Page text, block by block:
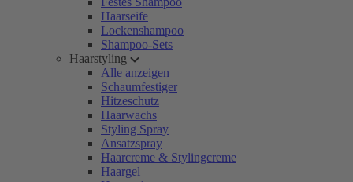
Haarseife
Lockenshampoo
Shampoo-Sets
Haarstyling
Alle anzeigen
Schaumfestiger
Hitzeschutz
Haarwachs
Styling Spray
Ansatzspray
Haarcreme & Stylingcreme
Haargel